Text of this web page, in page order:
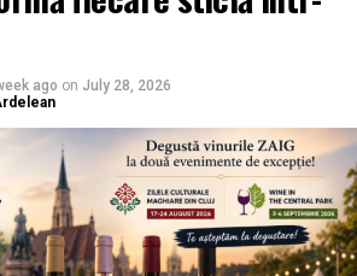
ago on July 28, 2026